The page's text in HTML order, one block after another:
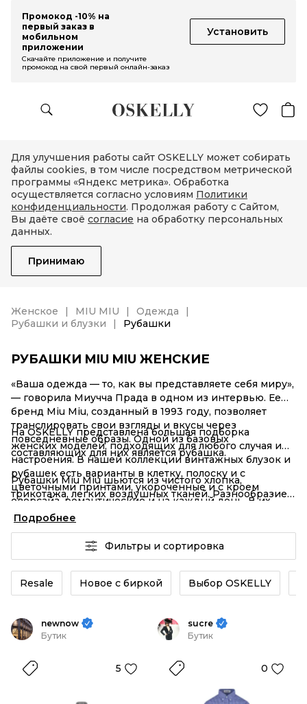
Промокод -10% на
первый заказ в
мобильном
приложении
Установить
Скачайте приложение и получите
промокод на свой первый онлайн-заказ
Для улучшения работы сайт OSKELLY может собирать
файлы cookies, в том числе посредством метрической
программы «Яндекс метрика». Обработка
осуществляется согласно условиям Политики
конфиденциальности. Продолжая работу с Сайтом,
Вы даёте своё согласие на обработку персональных
данных.
Принимаю
Женское MIU MIU
Одежда
Рубашки и блузки
Рубашки
РУБАШКИ MIU MIU ЖЕНСКИЕ
«Ваша одежда — то, как вы представляете себя миру»,
— говорила Миучча Прада в одном из интервью. Ее
бренд Miu Miu, созданный в 1993 году, позволяет
транслировать свои взгляды и вкусы через
повседневные образы. Одной из базовых
составляющих для них является рубашка.
На OSKELLY представлена большая подборка
женских моделей, подходящих для любого случая и
настроения. В нашей коллекции винтажных блузок и
рубашек есть варианты в клетку, полоску и с
цветочными принтами, укороченные и с кроем
оверсайз, романтические и на каждый день. В их
дизайне прослеживаются мотивы из знаковых
нескучные интерпретации ретро и многое другое.
Среди вариантов акцентного декора — сложные
объемные аппликации, воланы, вышивка.
Рубашки Miu Miu шьются из чистого хлопка,
трикотажа, легких воздушных тканей. Разнообразие
брюками,юбками
взять актуальные тренды или образы из кампаний с
Джиджи Хадид, Лилой Мосс, Хлоей Севиньи, Эммой
Коррин и другими знаменитостями.
Подробнее
Фильтры и сортировка
Resale Новое с биркой Выбор OSKELLY
newnow
Бутик
5
sucre
Бутик
0